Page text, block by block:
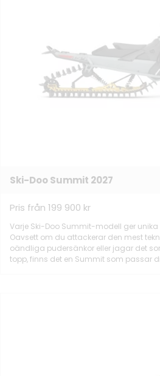
Ski-Doo Summit 2027
Pris från 199 900 kr
Varje Ski-Doo Summit-modell ger
Oavsett om du attackerar den mest
oändliga pudersänkor eller jagar det
topp, finns det en Summit som passar